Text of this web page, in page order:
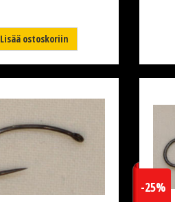
Lisää ostoskoriin
-25%